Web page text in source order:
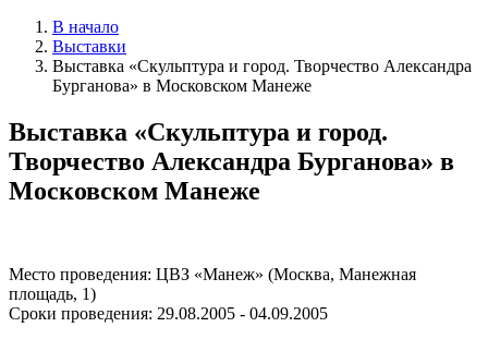
В начало
Выставки
Выставка «Скульптура и город. Творчество Александра
Бурганова» в Московском Манеже
Выставка «Скульптура и город.
Творчество Александра Бурганова» в
Московском Манеже
Место проведения: ЦВЗ «Манеж» (Москва, Манежная
площадь, 1)
Сроки проведения: 29.08.2005 - 04.09.2005